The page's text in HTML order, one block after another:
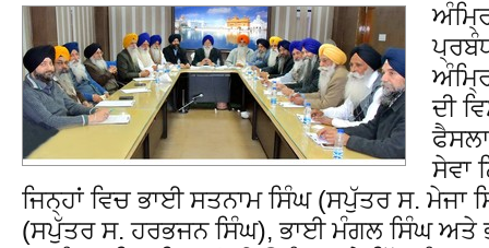
ਦੀ
ਸੇਵਾ
ਜਿਨ੍ਹਾਂ ਵਿਚ ਭਾਈ ਸਤਨਾਮ ਸਿੰਘ (ਸਪੁੱਤਰ ਸ. ਮੇਜਾ
(ਸਪੁੱਤਰ ਸ. ਹਰਭਜਨ ਸਿੰਘ), ਭਾਈ ਮੰਗਲ ਸਿੰਘ ਅਤੇ